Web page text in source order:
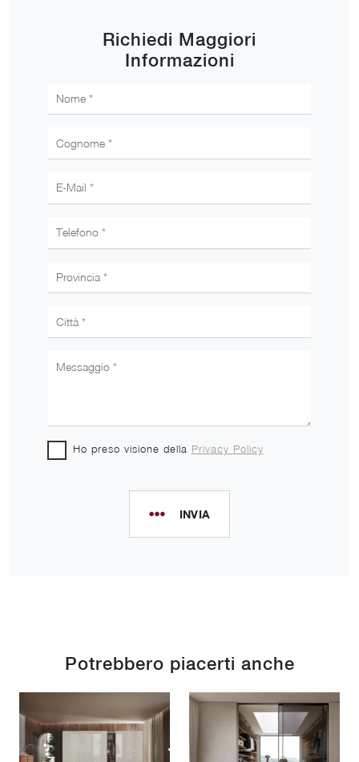
Richiedi Maggiori
Informazioni
Ho preso visione della Privacy Policy
INVIA
Potrebbero piacerti anche